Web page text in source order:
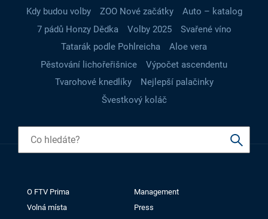
Kdy budou volby
ZOO Nové začátky
Auto – katalog
7 pádů Honzy Dědka
Volby 2025
Svařené víno
Tatarák podle Pohlreicha
Aloe vera
Pěstování lichořeřišnice
Výpočet ascendentu
Tvarohové knedlíky
Nejlepší palačinky
Švestkový koláč
O FTV Prima
Management
Volná místa
Press